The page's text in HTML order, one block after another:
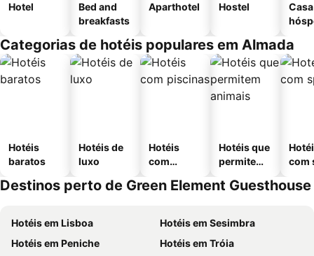
Hotel
Bed and
breakfasts
Aparthotel Hostel
Categorias de hotéis populares em Almada
Hotéis
baratos
Hotéis de
luxo
Hotéis
com
Hotéis que
permitem
com
Destinos perto de Green Element Guesthouse
Hotéis em Lisboa
Hotéis em Sesimbra
Hotéis em Peniche
Hotéis em Tróia